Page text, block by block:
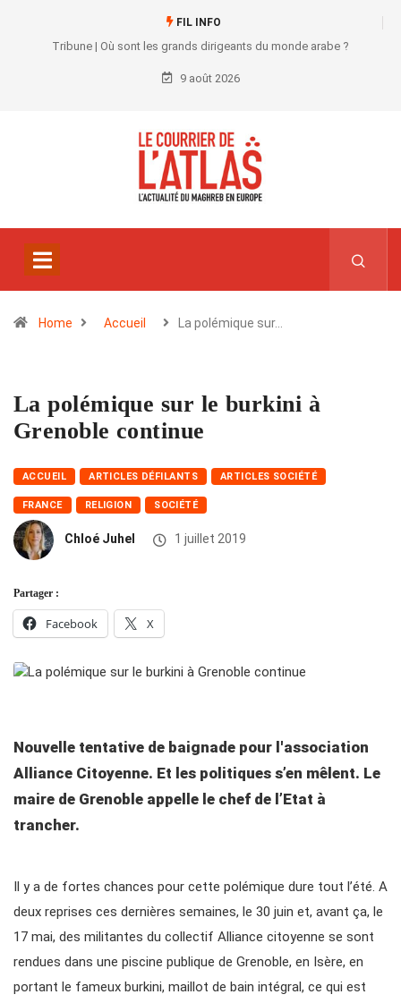
FIL INFO
Tribune | Où sont les grands dirigeants du monde arabe ?
9 août 2026
Home Accueil La polémique sur…
La polémique sur le burkini à
Grenoble continue
ACCUEIL ARTICLES DÉFILANTS ARTICLES SOCIÉTÉ
FRANCE RELIGION SOCIÉTÉ
Chloé Juhel 1 juillet 2019
Partager :
Facebook X
Nouvelle tentative de baignade pour l'association
Alliance Citoyenne. Et les politiques s’en mêlent. Le
maire de Grenoble appelle le chef de l’Etat à
trancher.
Il y a de fortes chances pour cette polémique dure tout l’été. A
deux reprises ces dernières semaines, le 30 juin et, avant ça, le
17 mai, des militantes du collectif Alliance citoyenne se sont
rendues dans une piscine publique de Grenoble, en Isère, en
portant le fameux burkini, maillot de bain intégral, ce qui est